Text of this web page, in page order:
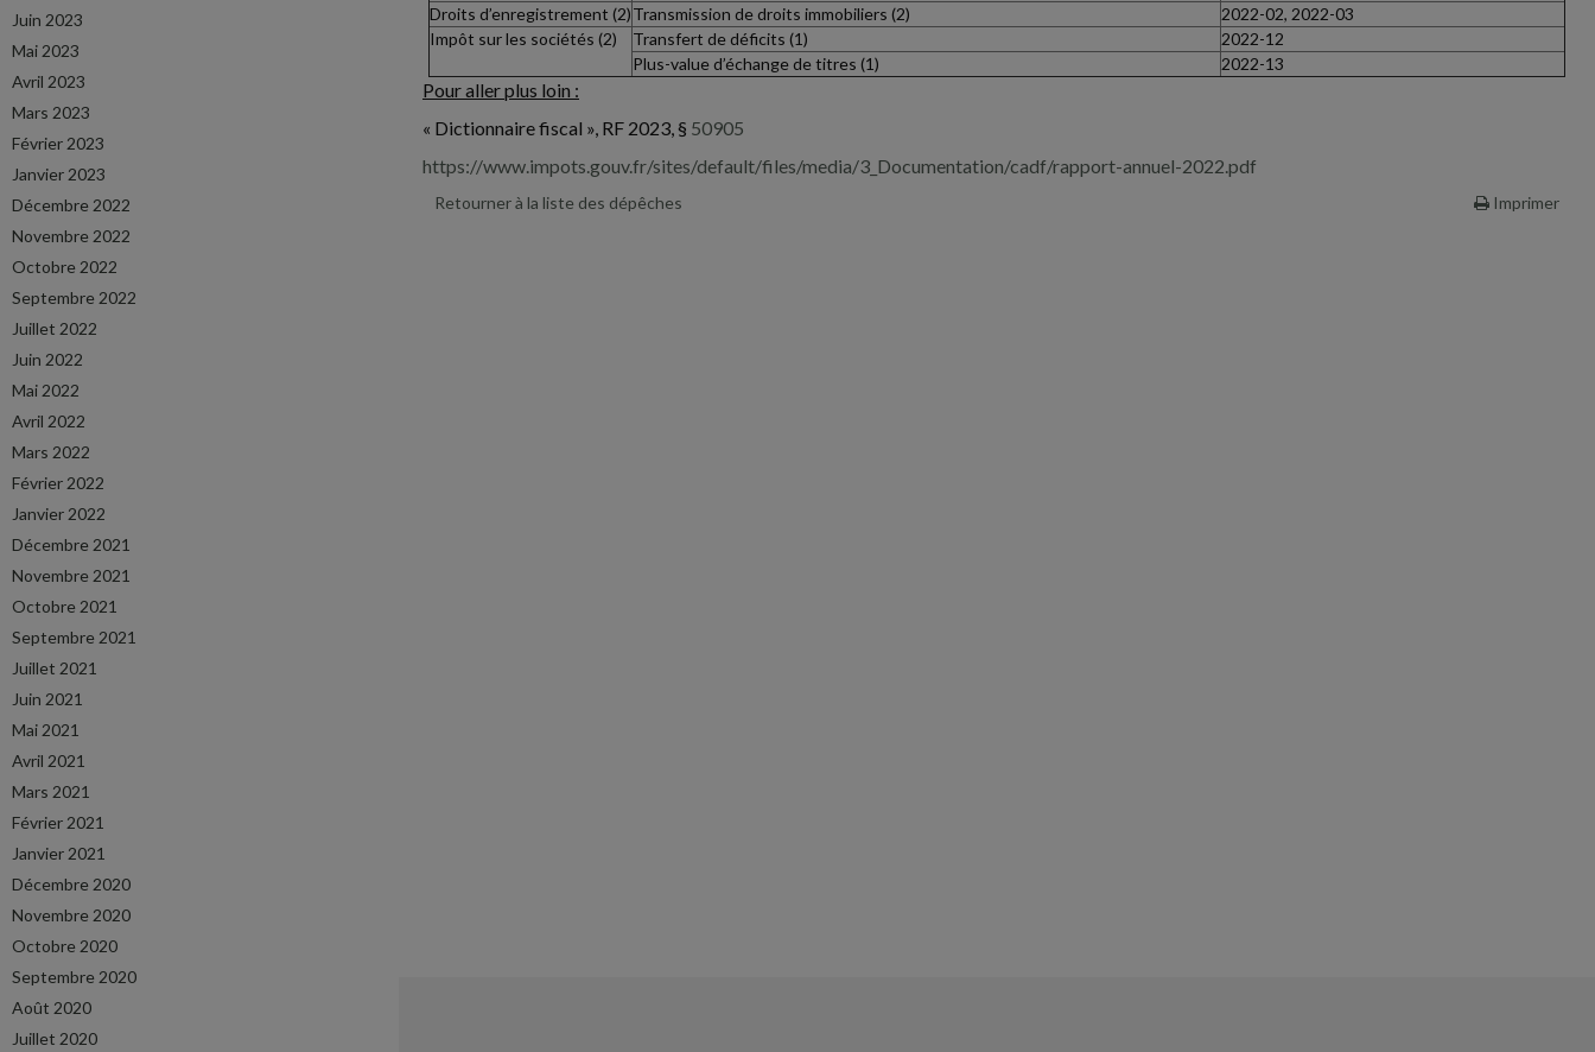
Juin 2023
Mai 2023
Avril 2023
Mars 2023
Février 2023
Janvier 2023
Décembre 2022
Novembre 2022
Octobre 2022
Septembre 2022
Juillet 2022
Juin 2022
Mai 2022
Avril 2022
Mars 2022
Février 2022
Janvier 2022
Décembre 2021
Novembre 2021
Octobre 2021
Septembre 2021
Juillet 2021
Juin 2021
Mai 2021
Avril 2021
Mars 2021
Février 2021
Janvier 2021
Décembre 2020
Novembre 2020
Octobre 2020
Septembre 2020
Août 2020
Juillet 2020
Droits d’enregistrement (2)Transmission de droits immobiliers (2)
2022-02, 2022-03
Impôt sur les sociétés (2)
Transfert de déficits (1)
2022-12
Plus-value d’échange de titres (1)
2022-13
Pour aller plus loin :
« Dictionnaire fiscal », RF 2023, § 50905
https://www.impots.gouv.fr/sites/default/files/media/3_Documentation/cadf/rapport-annuel-2022.pdf
Retourner à la liste des dépêches Imprimer